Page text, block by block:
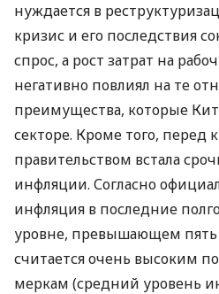
нуждается в
кризис и его последствия
спрос, а рост затрат на
негативно повлиял на те
преимущества, которые
секторе. Кроме того, перед
правительством встала
инфляции. Согласно
инфляция в последние
уровне, превышающем пять
считается очень высоким
меркам (средний уровень